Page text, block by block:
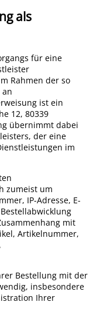
als
für eine
Rahmen der so
ist ein
12, 80339
übernimmt dabei
der eine
im
zumeist um
IP-Adresse, E-
mit
Artikelnummer,
Bestellung mit der
insbesondere
Ihrer